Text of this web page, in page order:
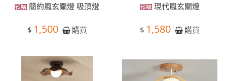
簡約風玄關燈 吸頂燈
$ 1,500 購買
現代風玄關燈
$ 1,580 購買